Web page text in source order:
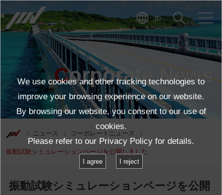
JP
Corporate News
コーポレートニュース
ニュース コーポレートニュース
振動試験シミュレーションページを公開しました
振動試験シミュレーションページを公開
We use cookies and other tracking technologies to
improve your browsing experience on our website.
By browsing our website, you consent to our use of
cookies.
Please refer to our Privacy Policy for details.
I agree I reject